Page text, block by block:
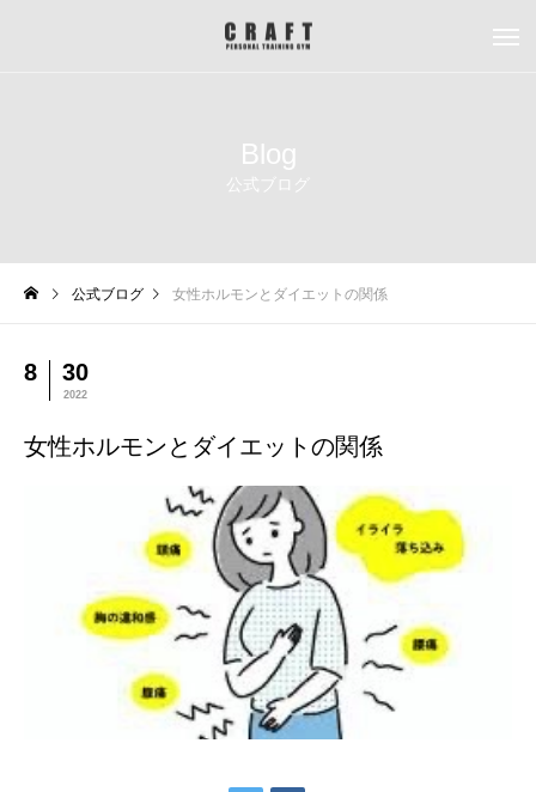
Blog
公式ブログ
公式ブログ 女性ホルモンとダイエットの関係
8 30
2022
女性ホルモンとダイエットの関係